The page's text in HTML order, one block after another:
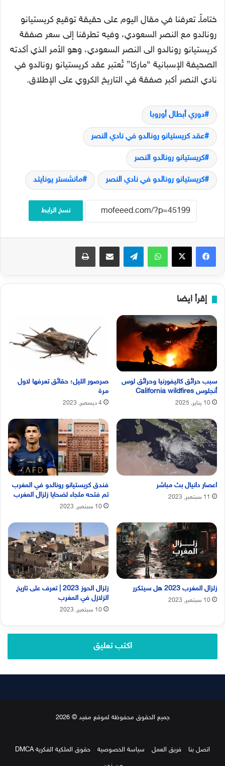
ختاماًـ تعرفنا في مقال اليوم على حقيقة توقيع كريستيانو
رونالدو مع النصر السعودي، وفيه تطرقنا إلى سعر صفقة
كريستيانو رونالدو الى النصر السعودي، وهو الأمر الذي أكدته
الصحيفة الإسبانية “ماركا” تُعتبر عقد كريستيانو رونالدو في
نادي النصر أكبر صفقة في التاريخ الكروي على الإطلاق.
دوري أبطال أوروبا
عقد كريستيانو رونالدو في نادي النصر
كريستيانو رونالدو النصر
كريستيانو رونالدو في نادي النصر مانشستر يونايتد
نسخ الرابط
فيسبوك‫X واتساب تيلقرام مشاركة عبر البريد طباعة
إقرأ ايضا
سبب حرائق كاليفورنيا وحرائق لوس
أنجلوس California wildfires
10 يناير, 2025
صرصور الليل؛ حقائق تعرفها لاول
مرة
4 ديسمبر, 2023
اعصار دانيال بث مباشر
11 سبتمبر, 2023
فندق كريستيانو رونالدو في المغرب
تم فتحه ملجاء لضحايا زلزال المغرب
10 سبتمبر, 2023
زلزال المغرب 2023 هل سيتكرر
10 سبتمبر, 2023
زلزال الحوز 2023 | تعرف على تاريخ
الزلازل في المغرب
10 سبتمبر, 2023
اكتب تعليق
جميع الحقوق محفوظة لموقع مفيد © 2026
اتصل بنا فريق العمل سياسة الخصوصية
حقوق الملكية الفكرية DMCA